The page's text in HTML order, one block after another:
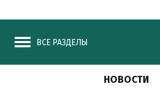
ВСЕ РАЗДЕЛЫ
НОВОСТИ